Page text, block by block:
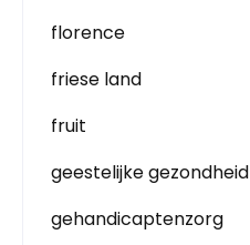
florence
friese land
fruit
geestelijke gezondheid
gehandicaptenzorg